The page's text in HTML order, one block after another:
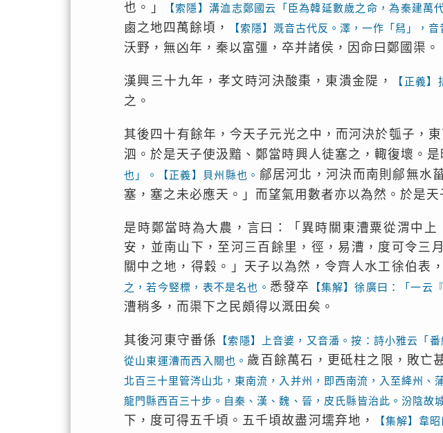
也。」
【索隱】溝洫志鄭國云「臣為韓延數歲之命，為秦建萬
鹵之地四萬餘頃，
【索隱】溉音古代反。澤，一作「舄」，
沃野，無凶年，秦以富彊，卒并諸侯，因命曰鄭國渠。
漢興三十九年，孝文時河決酸棗，東潰金隄， 【正義
之。
其後四十有餘年，今天子元光之中，而河決於瓠子，東
泗。於是天子使汲黯、鄭當時興人徒塞之，輙復壞。
也」。【正義】貝州縣也。 鄃居河北，河決而南則鄃無水
塞，塞之未必應天。」而望氣用數者亦以為然。於是天
是時鄭當時為大農，言曰：「異時關東漕粟從渭中
安，並南山下，至河三百餘里，徑，易漕，度可令三
關中之地，得穀。」天子以為然，令齊人水工徐伯表，
之，若今竪標，表不是名也。 悉發卒 【集解】徐廣曰：「一云
漕稍多，而渠下之民頗得以溉田矣。
其後河東守番係 【索隱】上音婆，又音潘。按：詩小雅云「
從山東運漕而西入關也。 歲百餘萬石，更砥柱之限，敗亡
北百三十里管涔山北，東南流，入并州，即西南流，入至絳州、
龍門縣西百三十步。自秦、漢、魏、晉，皮氏縣皆治此。汾陰故
下，度可得五千頃。五千頃故盡河壖弃地，
【集解】韋